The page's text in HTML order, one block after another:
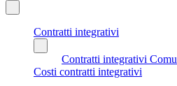
Contratti integrativi
Contratti integrativi
Costi contratti integrativi